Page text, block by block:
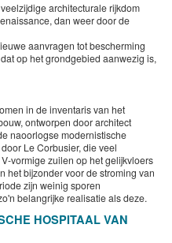
architecturale rijkdom
dan weer door de
aanvragen tot bescherming
op het grondgebied aanwezig is,
in de inventaris van het
ontworpen door architect
naoorlogse modernistische
Le Corbusier, die veel
vormige zuilen op het gelijkvloers
het bijzonder voor de stroming van
zijn weinig sporen
belangrijke realisatie als deze.
HOSPITAAL VAN